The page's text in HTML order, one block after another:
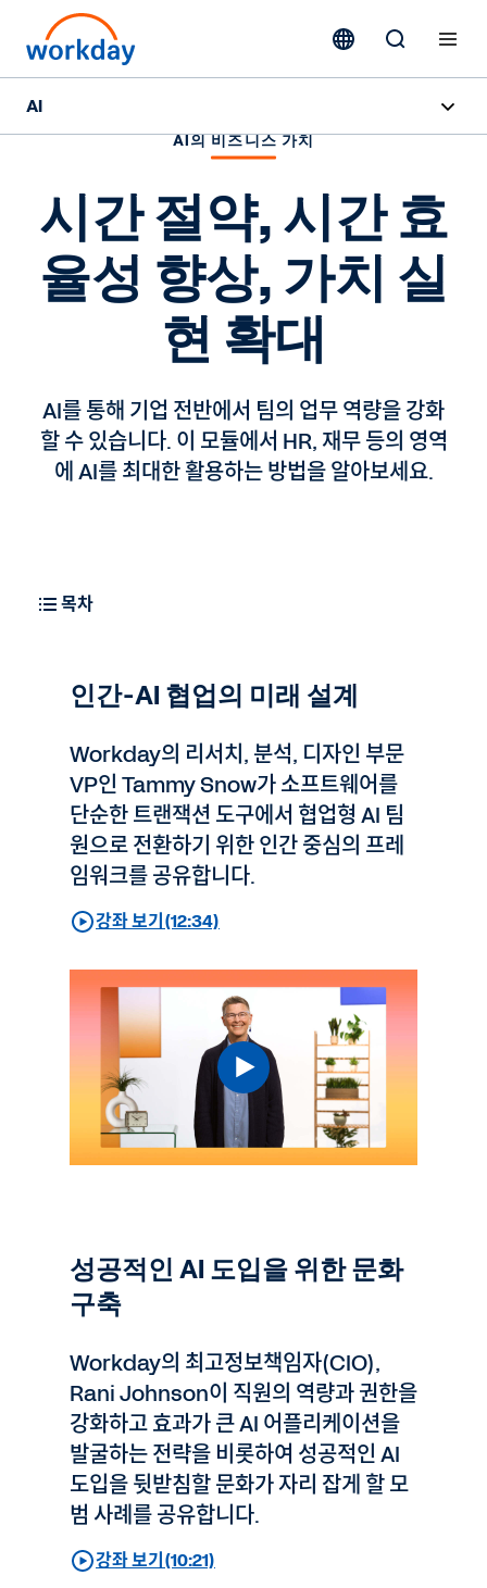
AI
Sana
Agent System of Record
책임 있는 AI
AI 마스터클래스
AI의 비즈니스 가치
시간 절약, 시간 효
율성 향상, 가치 실
현 확대
AI를 통해 기업 전반에서 팀의 업무 역량을 강화
할 수 있습니다. 이 모듈에서 HR, 재무 등의 영역
에 AI를 최대한 활용하는 방법을 알아보세요.
목차
인간-AI 협업의 미래 설계
Workday의 리서치, 분석, 디자인 부문
VP인 Tammy Snow가 소프트웨어를
단순한 트랜잭션 도구에서 협업형 AI 팀
원으로 전환하기 위한 인간 중심의 프레
임워크를 공유합니다.
강좌 보기(12:34)
성공적인 AI 도입을 위한 문화
구축
Workday의 최고정보책임자(CIO),
Rani Johnson이 직원의 역량과 권한을
강화하고 효과가 큰 AI 어플리케이션을
발굴하는 전략을 비롯하여 성공적인 AI
도입을 뒷받침할 문화가 자리 잡게 할 모
범 사례를 공유합니다.
강좌 보기(10:21)